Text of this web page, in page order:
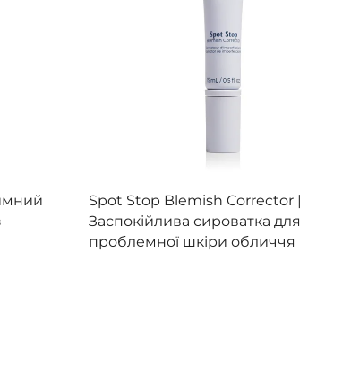
Переглянути
Spot Stop Blemish Corrector |
Заспокійлива сироватка для
проблемної шкіри обличчя